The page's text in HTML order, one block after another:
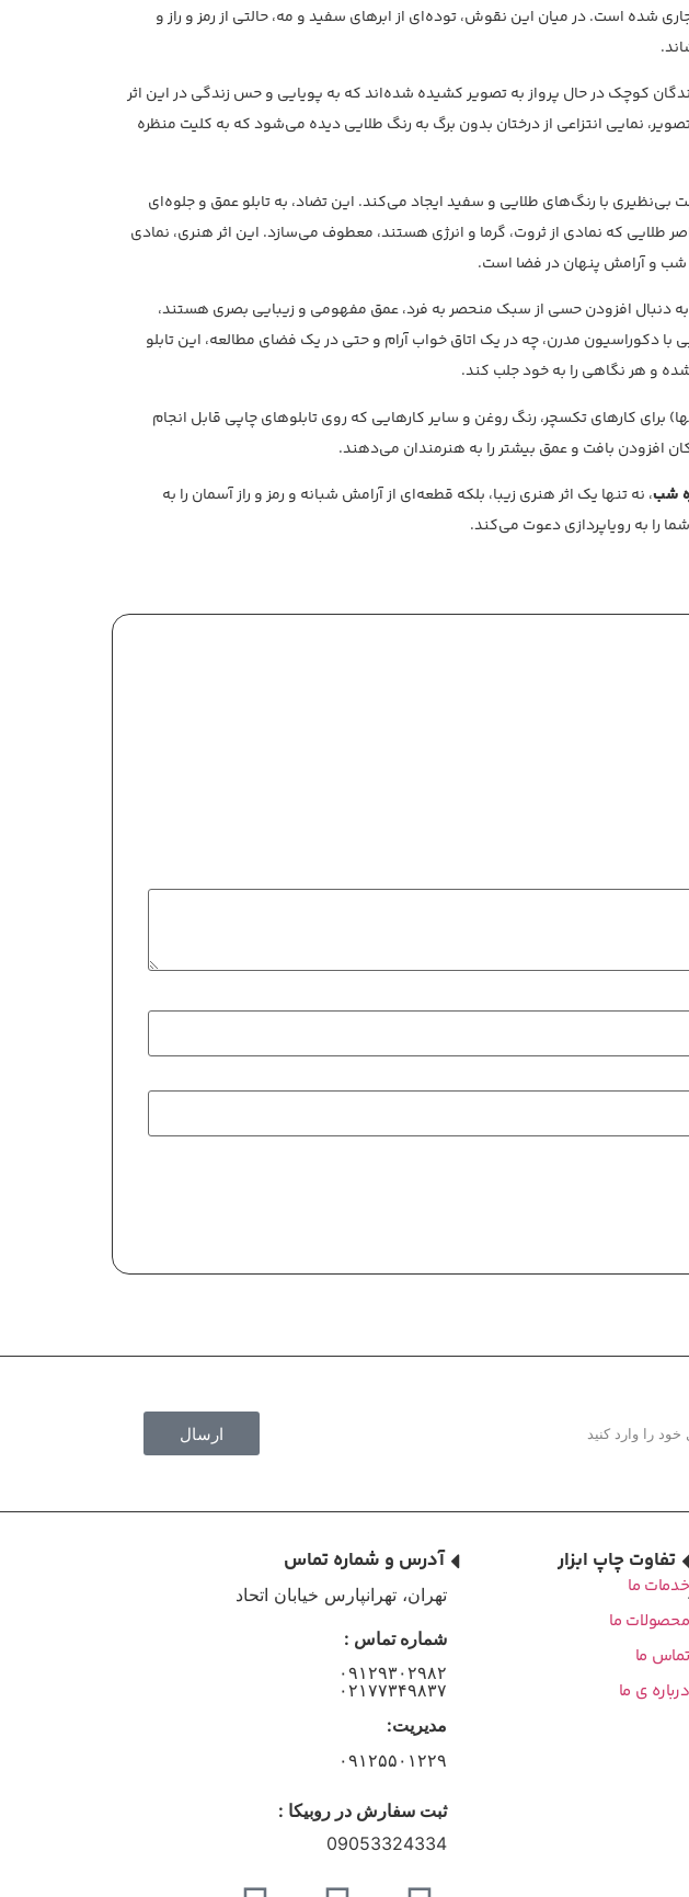
شده است. در میان این نقوش، توده‌ای از ابرهای سفید و مه، حالتی از رمز و راز و
کوچک در حال پرواز به تصویر کشیده شده‌اند که به پویایی و حس زندگی در این اثر
نمایی انتزاعی از درختان بدون برگ به رنگ طلایی دیده می‌شود که به کلیت منظره
بی‌نظیری با رنگ‌های طلایی و سفید ایجاد می‌کند. این تضاد، به تابلو عمق و جلوه‌ای
طلایی که نمادی از ثروت، گرما و انرژی هستند، معطوف می‌سازد. این اثر هنری، نمادی
شب و آرامش پنهان در فضا است.
دنبال افزودن حسی از سبک منحصر به فرد، عمق مفهومی و زیبایی بصری هستند،
دکوراسیون مدرن، چه در یک اتاق خواب آرام و حتی در یک فضای مطالعه، این تابلو
و هر نگاهی را به خود جلب کند.
برای کارهای تکسچر، رنگ روغن و سایر کارهایی که روی تابلوهای چاپی قابل انجام
افزودن بافت و عمق بیشتر را به هنرمندان می‌دهند.
شب، نه تنها یک اثر هنری زیبا، بلکه قطعه‌ای از آرامش شبانه و رمز و راز آسمان را به
را به رویاپردازی دعوت می‌کند.
ارسال
تفاوت چاپ ابزار
خدمات ما
محصولات ما
تماس ما
درباره ی ما
آدرس و شماره تماس
تهران، تهرانپارس خیابان اتحاد
شماره تماس :
۰۹۱۲۹۳۰۲۹۸۲
۰۲۱۷۷۳۴۹۸۳۷
مدیریت:
۰۹۱۲۵۵۰۱۲۲۹
ثبت سفارش در روبیکا :
09053324334